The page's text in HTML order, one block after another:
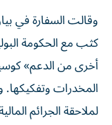
وقالت السفارة في
كثب مع الحكومة
أخرى من الدعم»
المخدرات وتفكيكها.
لملاحقة الجرائم